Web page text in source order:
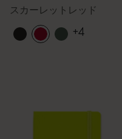
スカーレットレッド
+4